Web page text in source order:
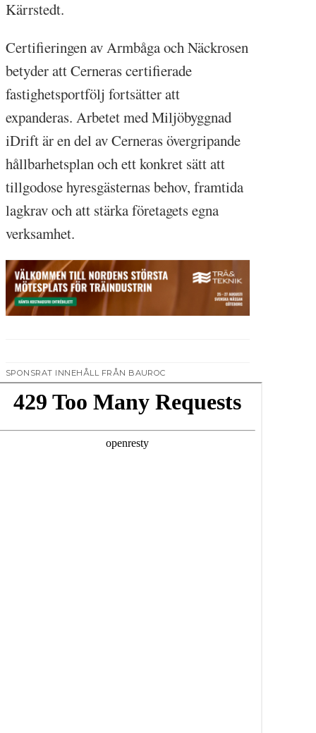
Kärrstedt.
Certifieringen av Armbåga och Näckrosen
betyder att Cerneras certifierade
fastighetsportfölj fortsätter att
expanderas. Arbetet med Miljöbyggnad
iDrift är en del av Cerneras övergripande
hållbarhetsplan och ett konkret sätt att
tillgodose hyresgästernas behov, framtida
lagkrav och att stärka företagets egna
verksamhet.
SPONSRAT INNEHÅLL FRÅN BAUROC